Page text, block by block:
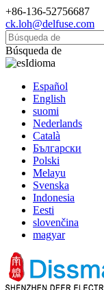
+86-136-52756687
ck.loh@delfuse.com
Búsqueda de
Idioma
Español
English
suomi
Nederlands
Català
Български
Polski
Melayu
Svenska
Indonesia
Eesti
slovenčina
magyar